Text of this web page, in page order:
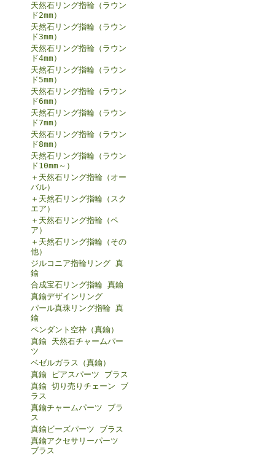
天然石リング指輪（ラウン
ド2mm）
天然石リング指輪（ラウン
ド3mm）
天然石リング指輪（ラウン
ド4mm）
天然石リング指輪（ラウン
ド5mm）
天然石リング指輪（ラウン
ド6mm）
天然石リング指輪（ラウン
ド7mm）
天然石リング指輪（ラウン
ド8mm）
天然石リング指輪（ラウン
ド10mm～）
＋天然石リング指輪（オー
バル）
＋天然石リング指輪（スク
エア）
＋天然石リング指輪（ペ
ア）
＋天然石リング指輪（その
他）
ジルコニア指輪リング 真
鍮
合成宝石リング指輪 真鍮
真鍮デザインリング
パール真珠リング指輪 真
鍮
ペンダント空枠（真鍮）
真鍮 天然石チャームパー
ツ
ベゼルガラス（真鍮）
真鍮 ピアスパーツ ブラス
真鍮 切り売りチェーン ブ
ラス
真鍮チャームパーツ ブラ
ス
真鍮ビーズパーツ ブラス
真鍮アクセサリーパーツ
ブラス